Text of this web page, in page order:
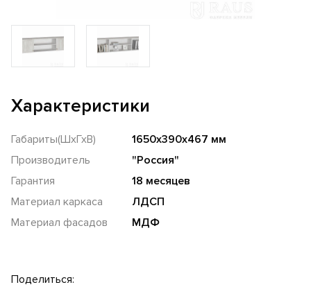
Характеристики
Габариты(ШхГхВ)
1650x390x467 мм
Производитель
"Россия"
Гарантия
18 месяцев
Материал каркаса
ЛДСП
Материал фасадов
МДФ
Поделиться: